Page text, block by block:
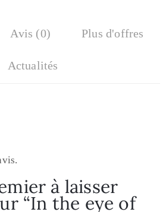
Avis (0) Plus d'offres
Actualités
à laisser
“In the eye of